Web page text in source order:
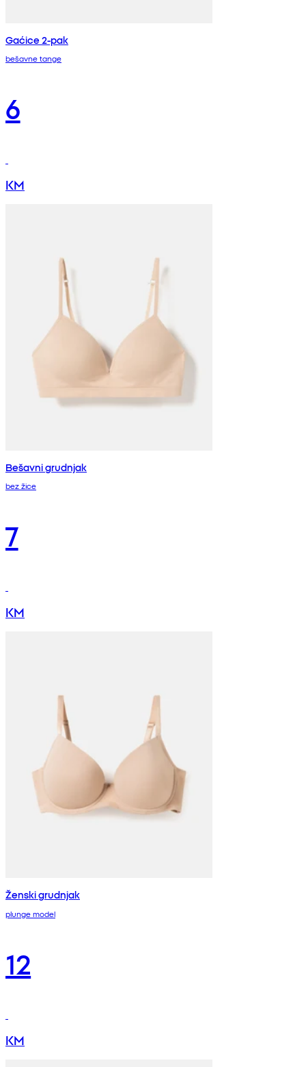
Gaćice 2-pak
bešavne tange
6
KM
Bešavni grudnjak
bez žice
7
KM
Ženski grudnjak
plunge model
12
KM